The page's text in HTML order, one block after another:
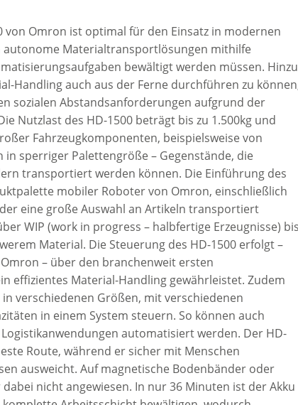
von Omron ist optimal für den Einsatz in modernen
autonome Materialtransportlösungen mithilfe
bewältigt werden müssen. Hinzu
Handling auch aus der Ferne durchführen zu
sozialen Abstandsanforderungen aufgrund der
Nutzlast des HD-1500 beträgt bis zu 1.500kg und
Fahrzeugkomponenten, beispielsweise von
in sperriger Palettengröße – Gegenstände, die
transportiert werden können. Die Einführung des
mobiler Roboter von Omron, einschließlich
eine große Auswahl an Artikeln transportiert
WIP (work in progress – halbfertige Erzeugnisse) bis
Material. Die Steuerung des HD-1500 erfolgt –
– über den branchenweit ersten
effizientes Material-Handling gewährleistet. Zudem
verschiedenen Größen, mit verschiedenen
in einem System steuern. So können auch
automatisiert werden. Der HD-
Route, während er sicher mit Menschen
ausweicht. Auf magnetische Bodenbänder oder
nicht angewiesen. In nur 36 Minuten ist der Akku